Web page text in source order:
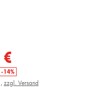
-14%
zzgl. Versand